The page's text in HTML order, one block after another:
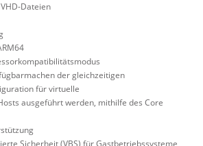
Dateien
der gleichzeitigen
für virtuelle
ausgeführt werden, mithilfe des Core
Sicherheit (VBS) für Gastbetriebssysteme